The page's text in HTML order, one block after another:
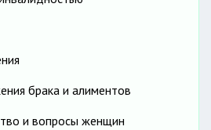
брака и алиментов
и вопросы женщин